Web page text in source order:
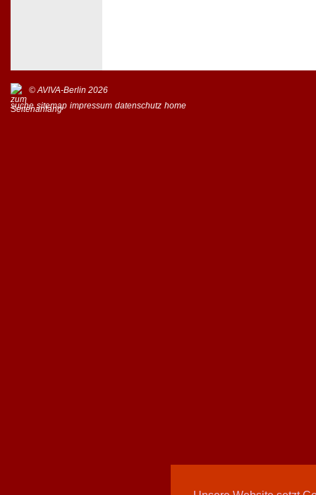
© AVIVA-Berlin 2026
suche sitemap impressum datenschutz home